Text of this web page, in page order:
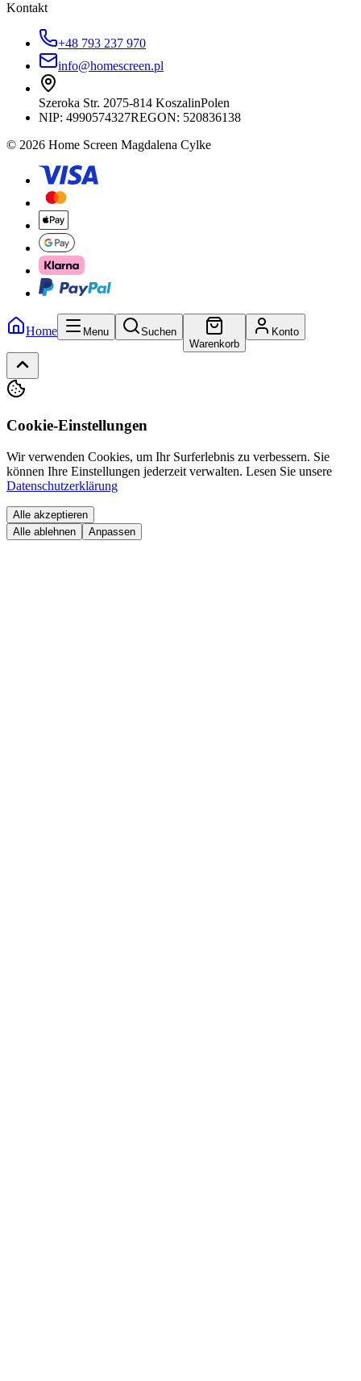
Kontakt
+48 793 237 970
info@homescreen.pl
Szeroka Str. 2075-814 KoszalinPolen
NIP: 4990574327REGON: 520836138
© 2026 Home Screen Magdalena Cylke
Home Menu
Suchen
Warenkorb
Konto
Cookie-Einstellungen
Wir verwenden Cookies, um Ihr Surferlebnis zu verbessern. Sie
können Ihre Einstellungen jederzeit verwalten. Lesen Sie unsere
Datenschutzerklärung
Alle akzeptieren
Alle ablehnen
Anpassen